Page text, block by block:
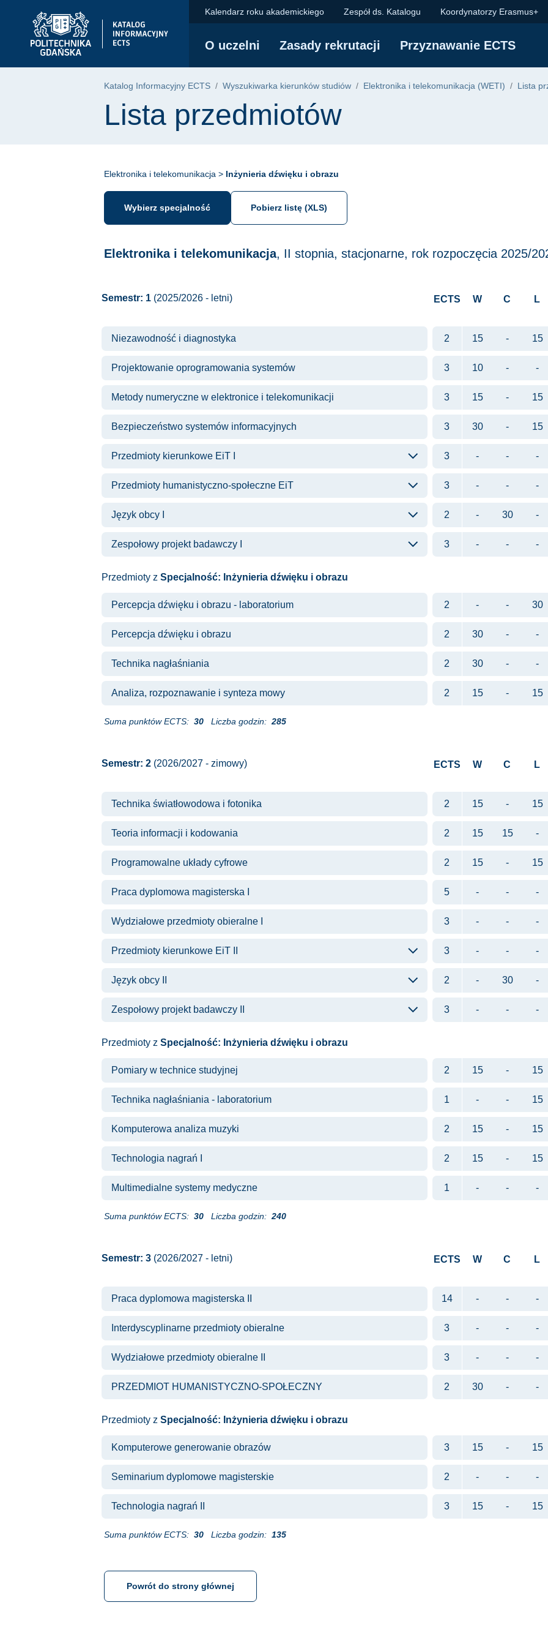
Politechnika Gdańska - strona główna
Kalendarz roku akademickiego Zespół ds. Katalogu Koordynatorzy Erasmus+
O uczelni Zasady rekrutacji Przyznawanie ECTS
Katalog Informacyjny ECTS Wyszukiwarka kierunków studiów Elektronika i telekomunikacja (WETI) Lista
Lista przedmiotów
Elektronika i telekomunikacja > Inżynieria dźwięku i obrazu
Wybierz specjalność Pobierz listę (XLS)
Elektronika i telekomunikacja, II stopnia, stacjonarne, rok rozpoczęcia 2025/
Semestr: 1 (2025/2026 - letni) ECTS W C L
Niezawodność i diagnostyka 2 15 - 15
Projektowanie oprogramowania systemów 3 10 - -
Metody numeryczne w elektronice i telekomunikacji 3 15 - 15
Bezpieczeństwo systemów informacyjnych 3 30 - 15
Przedmioty kierunkowe EiT I 3 - - -
Przedmioty humanistyczno-społeczne EiT 3 - - -
Język obcy I 2 - 30 -
Zespołowy projekt badawczy I 3 - - -
Przedmioty z Specjalność: Inżynieria dźwięku i obrazu
Percepcja dźwięku i obrazu - laboratorium 2 - - 30
Percepcja dźwięku i obrazu 2 30 - -
Technika nagłaśniania 2 30 - -
Analiza, rozpoznawanie i synteza mowy 2 15 - 15
Suma punktów ECTS: 30 Liczba godzin: 285
Semestr: 2 (2026/2027 - zimowy) ECTS W C L
Technika światłowodowa i fotonika 2 15 - 15
Teoria informacji i kodowania 2 15 15 -
Programowalne układy cyfrowe 2 15 - 15
Praca dyplomowa magisterska I 5 - - -
Wydziałowe przedmioty obieralne I 3 - - -
Przedmioty kierunkowe EiT II 3 - - -
Język obcy II 2 - 30 -
Zespołowy projekt badawczy II 3 - - -
Przedmioty z Specjalność: Inżynieria dźwięku i obrazu
Pomiary w technice studyjnej 2 15 - 15
Technika nagłaśniania - laboratorium 1 - - 15
Komputerowa analiza muzyki 2 15 - 15
Technologia nagrań I 2 15 - 15
Multimedialne systemy medyczne 1 - - -
Suma punktów ECTS: 30 Liczba godzin: 240
Semestr: 3 (2026/2027 - letni) ECTS W C L
Praca dyplomowa magisterska II 14 - - -
Interdyscyplinarne przedmioty obieralne 3 - - -
Wydziałowe przedmioty obieralne II 3 - - -
PRZEDMIOT HUMANISTYCZNO-SPOŁECZNY 2 30 - -
Przedmioty z Specjalność: Inżynieria dźwięku i obrazu
Komputerowe generowanie obrazów 3 15 - 15
Seminarium dyplomowe magisterskie 2 - - -
Technologia nagrań II 3 15 - 15
Suma punktów ECTS: 30 Liczba godzin: 135
Powrót do strony głównej